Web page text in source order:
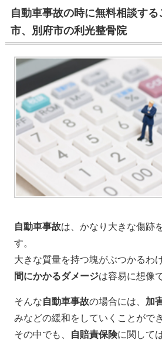
自動車事故の時に無料相談す
市、別府市の利光整骨院
自動車事故は、かなり大きな傷跡
す。
大きな質量を持つ塊がぶつかるわ
間にかかるダメージは容易に想像
そんな自動車事故の場合には、 加
みなどの緩和をしていくことがで
その中でも、
自賠責保険に関して